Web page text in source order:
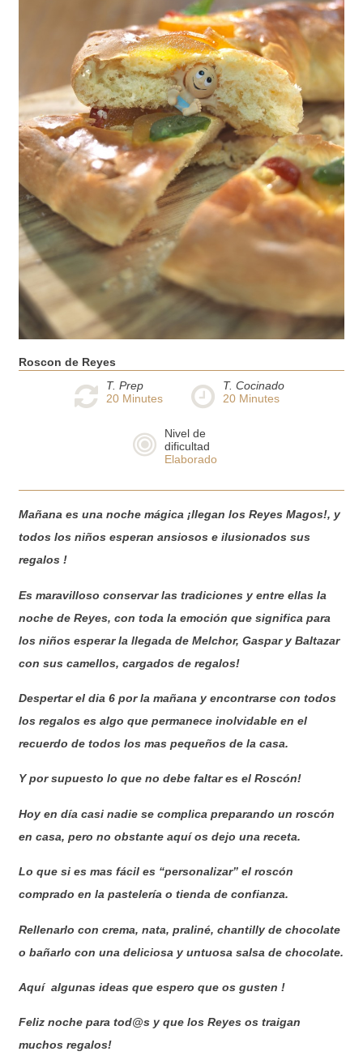
Roscon de Reyes
T. Prep
20 Minutes
T. Cocinado
20 Minutes
Nivel de
dificultad
Elaborado
Mañana es una noche mágica ¡llegan los Reyes Magos!, y
todos los niños esperan ansiosos e ilusionados sus
regalos !
Es maravilloso conservar las tradiciones y entre ellas la
noche de Reyes, con toda la emoción que significa para
los niños esperar la llegada de Melchor, Gaspar y Baltazar
con sus camellos, cargados de regalos!
Despertar el dia 6 por la mañana y encontrarse con todos
los regalos es algo que permanece inolvidable en el
recuerdo de todos los mas pequeños de la casa.
Y por supuesto lo que no debe faltar es el Roscón!
Hoy en día casi nadie se complica preparando un roscón
en casa, pero no obstante aquí os dejo una receta.
Lo que si es mas fácil es “personalizar” el roscón
comprado en la pastelería o tienda de confianza.
Rellenarlo con crema, nata, praliné, chantilly de chocolate
o bañarlo con una deliciosa y untuosa salsa de chocolate.
Aquí algunas ideas que espero que os gusten !
Feliz noche para tod@s y que los Reyes os traigan
muchos regalos!